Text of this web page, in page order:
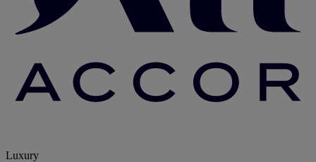
Luxury